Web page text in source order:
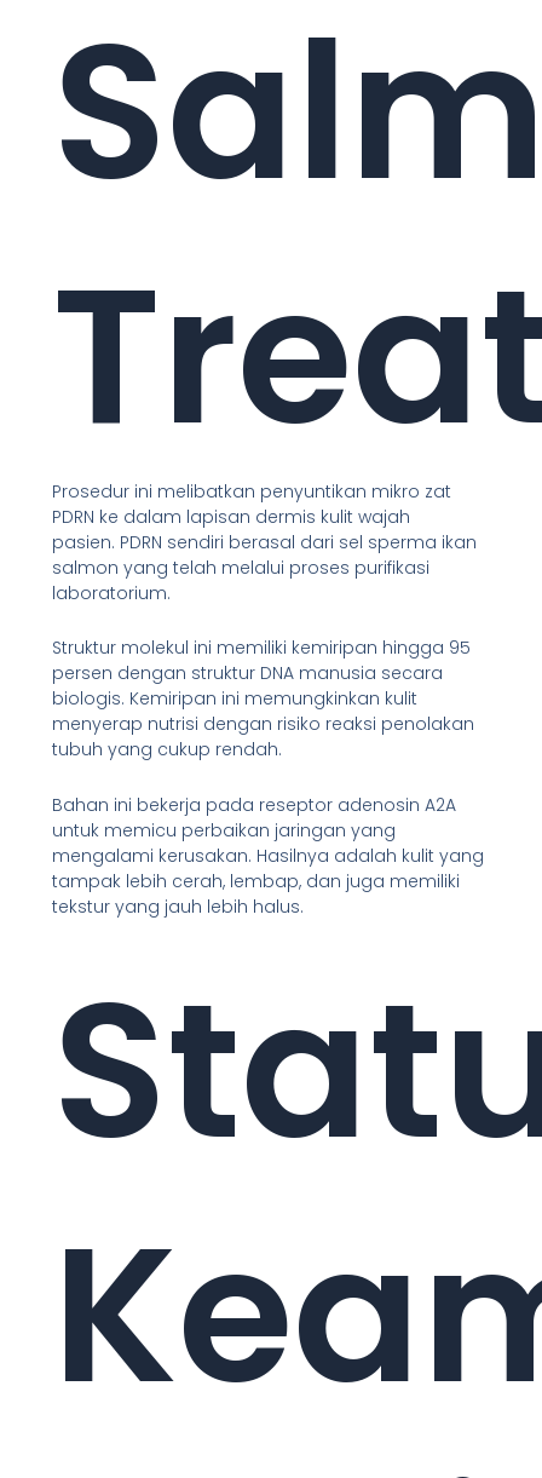
Prosedur ini melibatkan penyuntikan mikro zat
PDRN ke dalam lapisan dermis kulit wajah
pasien. PDRN sendiri berasal dari sel sperma ikan
salmon yang telah melalui proses purifikasi
laboratorium.
Struktur molekul ini memiliki kemiripan hingga 95
persen dengan struktur DNA manusia secara
biologis. Kemiripan ini memungkinkan kulit
menyerap nutrisi dengan risiko reaksi penolakan
tubuh yang cukup rendah.
Bahan ini bekerja pada reseptor adenosin A2A
untuk memicu perbaikan jaringan yang
mengalami kerusakan. Hasilnya adalah kulit yang
tampak lebih cerah, lembap, dan juga memiliki
tekstur yang jauh lebih halus.